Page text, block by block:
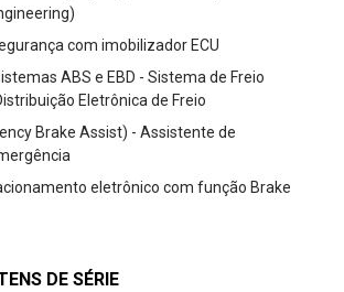
com imobilizador ECU
ABS e EBD - Sistema de Freio
Eletrônica de Freio
Brake Assist) - Assistente de
eletrônico com função Brake
DE SÉRIE